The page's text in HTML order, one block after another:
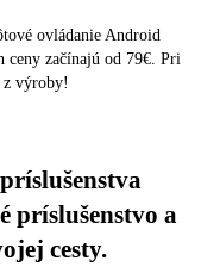
ovládanie Android
ceny začínajú od 79€. Pri
z výroby!
príslušenstvo a
cesty.